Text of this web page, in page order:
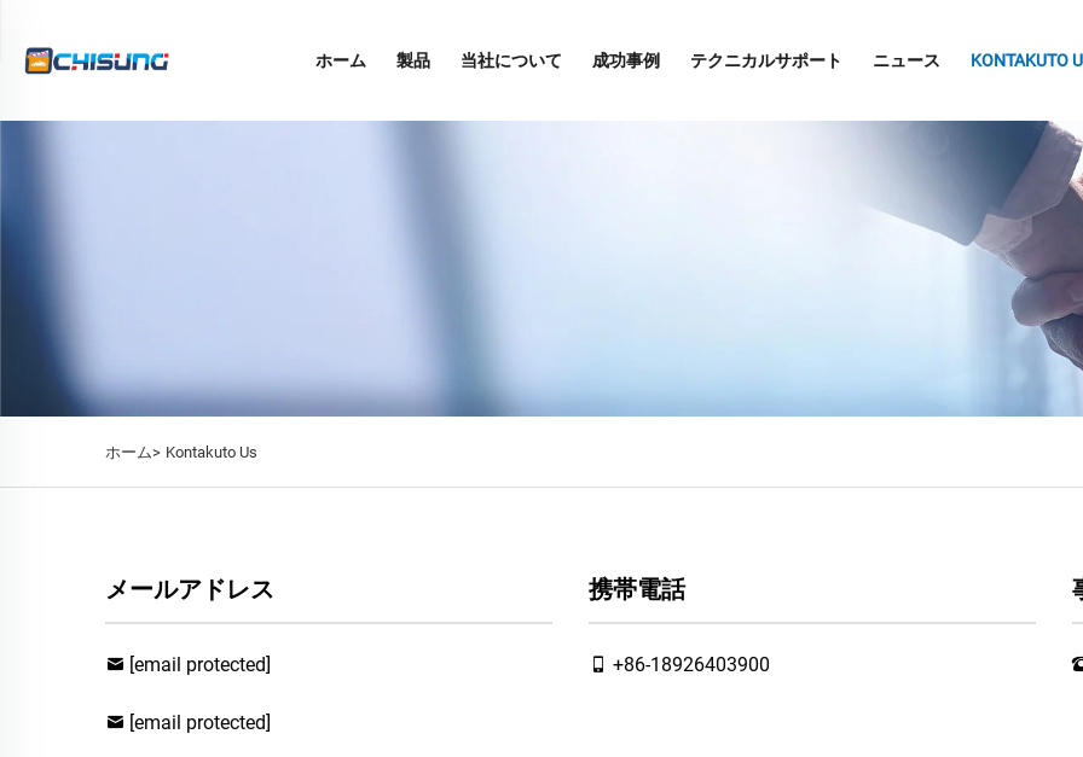
ホーム 製品 当社について 成功事例 テクニカルサポート ニュース KONTAKUTO
ホーム> Kontakuto Us
メールアドレス
[email protected]
[email protected]
携帯電話
+86-18926403900